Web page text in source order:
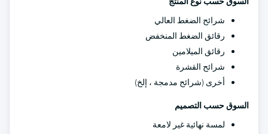
شرائح الضغط العالي
رقائق الضغط المنخفض
رقائق الميلامين
شرائح القشرة
أخرى (شرائح مدمجة ، إلخ)
السوق حسب التصميم
لمسة نهائية غير لامعة